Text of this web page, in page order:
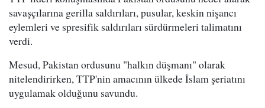
savaşçılarına gerilla saldırıları, pusular, keskin nişancı
eylemleri ve spresifik saldırıları sürdürmeleri talimatını
verdi.
Mesud, Pakistan ordusunu "halkın düşmanı" olarak
nitelendirirken, TTP'nin amacının ülkede İslam şeriatını
uygulamak olduğunu savundu.